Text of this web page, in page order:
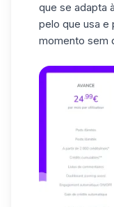
que se adapta
pelo que usa e
momento sem